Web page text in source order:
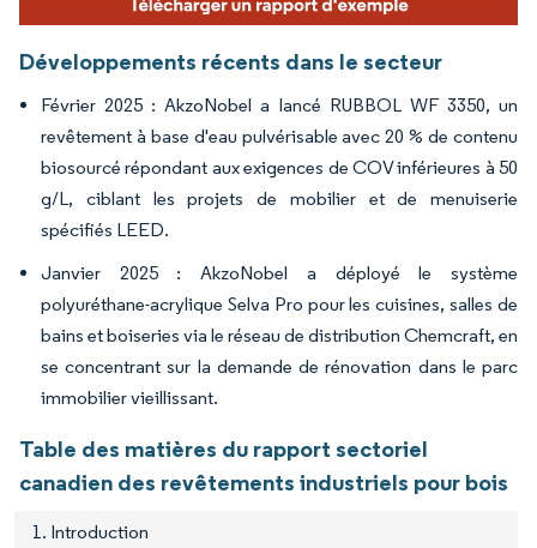
Développements récents dans le secteur
Février 2025 : AkzoNobel a lancé RUBBOL WF 3350, un
revêtement à base d'eau pulvérisable avec 20 % de contenu
biosourcé répondant aux exigences de COV inférieures à 50
g/L, ciblant les projets de mobilier et de menuiserie
spécifiés LEED.
Janvier 2025 : AkzoNobel a déployé le système
polyuréthane-acrylique Selva Pro pour les cuisines, salles de
bains et boiseries via le réseau de distribution Chemcraft, en
se concentrant sur la demande de rénovation dans le parc
immobilier vieillissant.
Table des matières du rapport sectoriel
canadien des revêtements industriels pour bois
1. Introduction